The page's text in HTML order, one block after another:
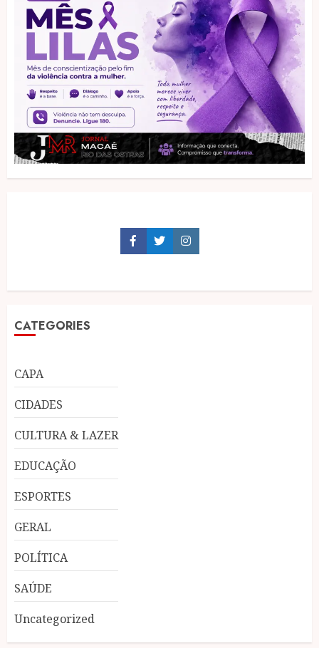
FacebookTwitterInstagram
CATEGORIES
CAPA
CIDADES
CULTURA & LAZER
EDUCAÇÃO
ESPORTES
GERAL
POLÍTICA
SAÚDE
Uncategorized